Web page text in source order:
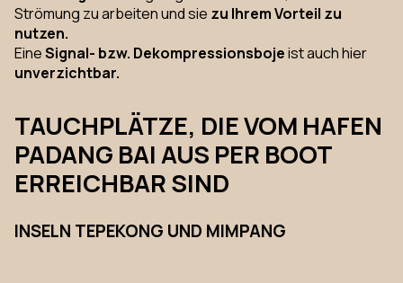
Strömung zu arbeiten und sie zu Ihrem Vorteil zu
nutzen.
EineSignal- bzw. Dekompressionsbojeist auch hier
unverzichtbar.
TAUCHPLÄTZE, DIE VOM HAFEN
PADANG BAI AUS PER BOOT
ERREICHBAR SIND
INSELN TEPEKONG UND MIMPANG